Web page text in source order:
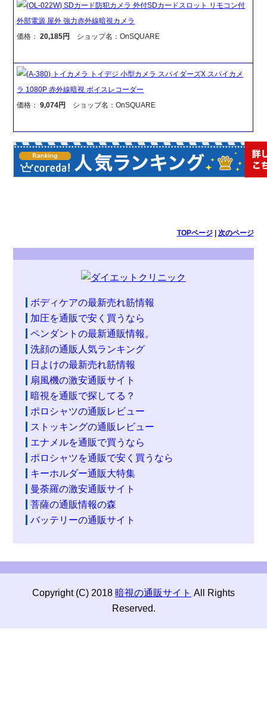
(OL-022W) SDカード防犯カメラ 外付SDカードスロット リモコン付
外部電源 屋外 強力赤外線暗視カメラ
価格：20,185円 ショップ名：OnSQUARE
(A-380) トイカメラ トイデジ 小型カメラ スパイダーズX スパイカメ
ラ 1080P 赤外線暗視 ボイスレコーダー
価格：9,074円 ショップ名：OnSQUARE
TOPページ| 次のページ
ボディケアの最新売れ筋情報
加圧を通販で安く買うなら
ペンダントの最新通販情報。
洗顔の通販人気ランキング
日よけの最新売れ筋情報
扇風機の激安通販サイト
暗視を通販で探してる？
ポロシャツの通販レビュー
ストッキングの通販レビュー
エナメルを通販で買うなら
ポロシャツを通販で安く買うなら
キーホルダー通販大特集
曼荼羅の激安通販サイト
菩薩の通販情報の森
バッテリーの通販サイト
Copyright (C) 2018 暗視の通販サイト All Rights
Reserved.